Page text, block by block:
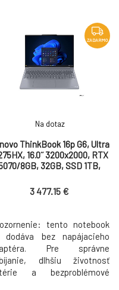
adaptér, ktorý
automaticky pridaný k
do košíka. Part
21RB001GCK Procesor
Ryzen 7 PRO 250 (8C / 16T,
/ 5.1GHz,
ZADARMO
ThinkBook 16p G6, Ultra
16.0˝ 3200x2000, RTX
8GB, 32GB, SSD 1TB,
bez AC
Na dotaz
3 477.15 €
tento notebook
dodáva bez napájacieho
Pre správne
dlhšiu životnosť
a bezproblémové